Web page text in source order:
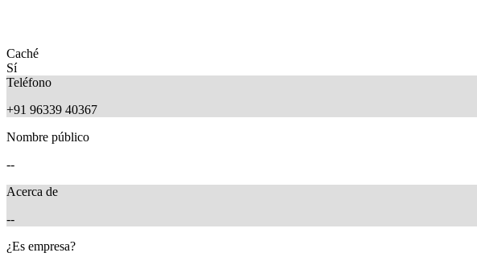
Caché
Sí
Teléfono
+91 96339 40367
Nombre público
--
Acerca de
--
¿Es empresa?